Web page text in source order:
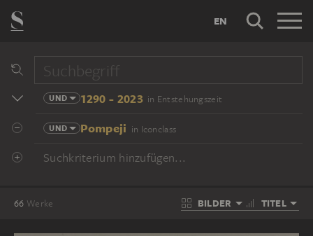
EN
UND 1290 - 2023 in Entstehungszeit
UND Pompeji in Iconclass
Suchkriterium hinzufügen...
66 Werke BILDER TITEL